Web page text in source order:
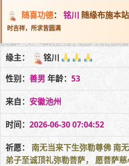
随喜功德： 铭川 随缘布施本站
时吉祥，所求皆圆满
缘主：
铭川
性别： 善男 年龄： 53
来自： 安徽池州
时间： 2026-06-30 07:04:52
祈愿：
南无当来下生弥勒尊佛 南
弟子至诚顶礼弥勒菩萨， 愿菩萨